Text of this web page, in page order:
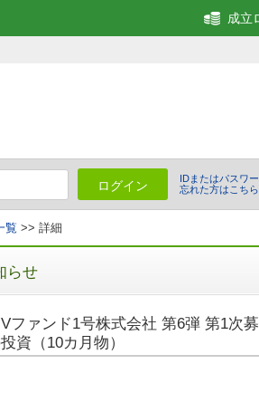
成立
ログイン
IDまたはパスワ
忘れた方はこちら
覧 >> 詳細
らせ
Vファンド1号株式会社 第6弾 第1次
資（10カ月物）